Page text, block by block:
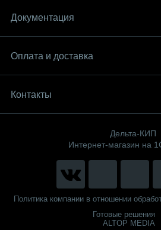
Документация
Оплата и доставка
Контакты
Дельта-КИП
Интернет-магазин на
Политика компании в отношении
Готовые решения
ALTOP MEDIA